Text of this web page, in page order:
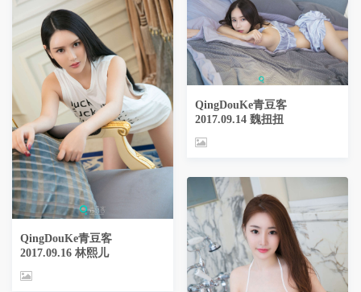
QingDouKe青豆客
2017.09.16 林熙儿
QingDouKe青豆客
2017.09.14 魏扭扭